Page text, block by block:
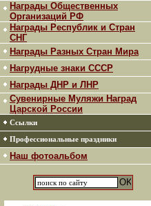
Награды Общественных
Организаций РФ
Награды Республик и Стран
СНГ
Награды Разных Стран Мира
Нагрудные знаки СССР
Награды ДНР и ЛНР
Сувенирные Муляжи Наград
Царской России
Ссылки
Профессиональные праздники
Наш фотоальбом